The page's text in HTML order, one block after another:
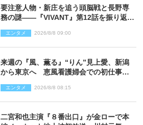
要注意人物・新庄を追う頭脳戦と長野専
務の謎――『VIVANT』第12話を振り返
エンタメ 2026/8/8 09:00
来週の『風、薫る』“りん”見上愛、新潟
から東京へ 恵風看護婦会での初仕事に
エンタメ 2026/8/8 08:15
二宮和也主演『８番出口』が金ローで本